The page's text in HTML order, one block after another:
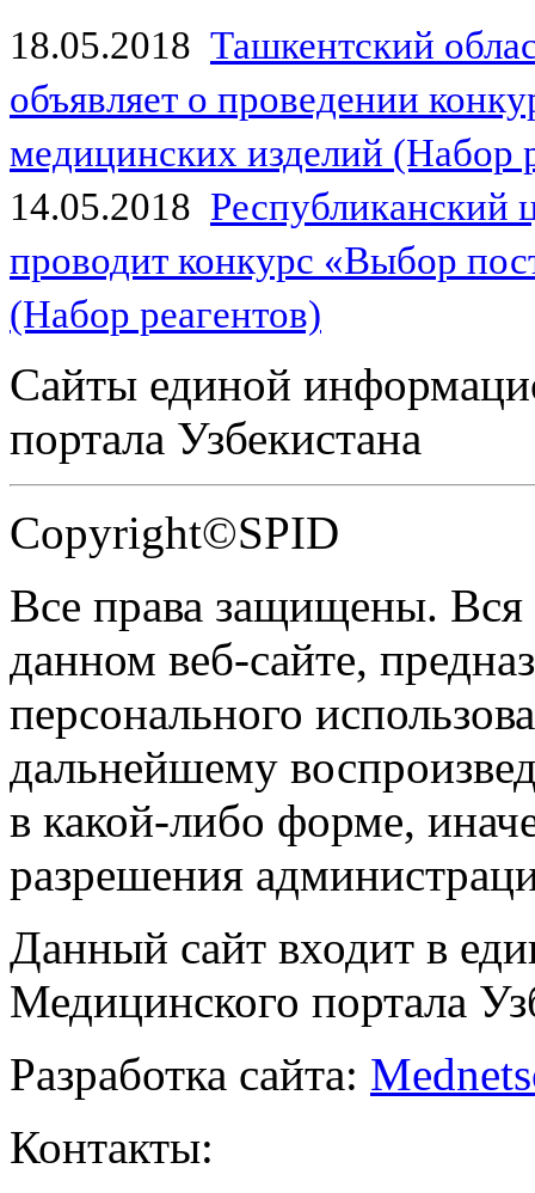
18.05.2018 Ташкентский
объявляет о проведении
медицинских изделий (Набор
14.05.2018
проводит конкурс «Выбор
(Набор реагентов)
Сайты единой
портала Узбекистана
Copyright©SPID
Все права защищены.
данном веб-сайте,
персонального
дальнейшему
в какой-либо форме,
разрешения
Данный сайт входит в
Медицинского портала
Разработка сайта:
Контакты: